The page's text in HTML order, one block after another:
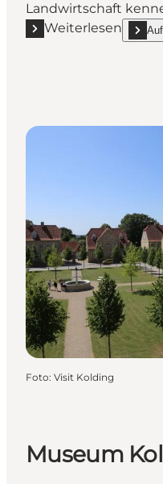
Landwirtschaft
Weiterlesen
Mehr erfahren show
Foto: Visit Kolding
Museum